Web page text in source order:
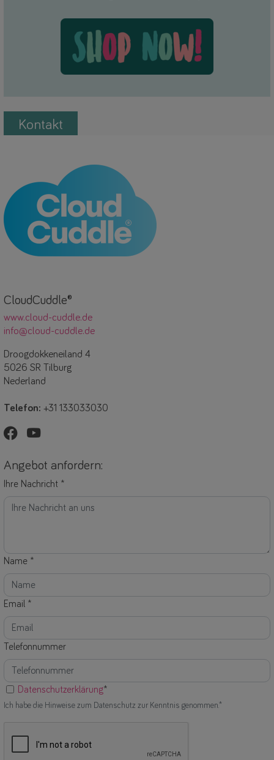
Kontakt
CloudCuddle®
www.cloud-cuddle.de
info@cloud-cuddle.de
Droogdokkeneiland 4
5026 SR Tilburg
Nederland
Telefon: +31 133033030
Angebot anfordern:
Ihre Nachricht *
Name *
Email *
Telefonnummer
Datenschutzerklärung*
Ich habe die Hinweise zum Datenschutz zur Kenntnis genommen.*